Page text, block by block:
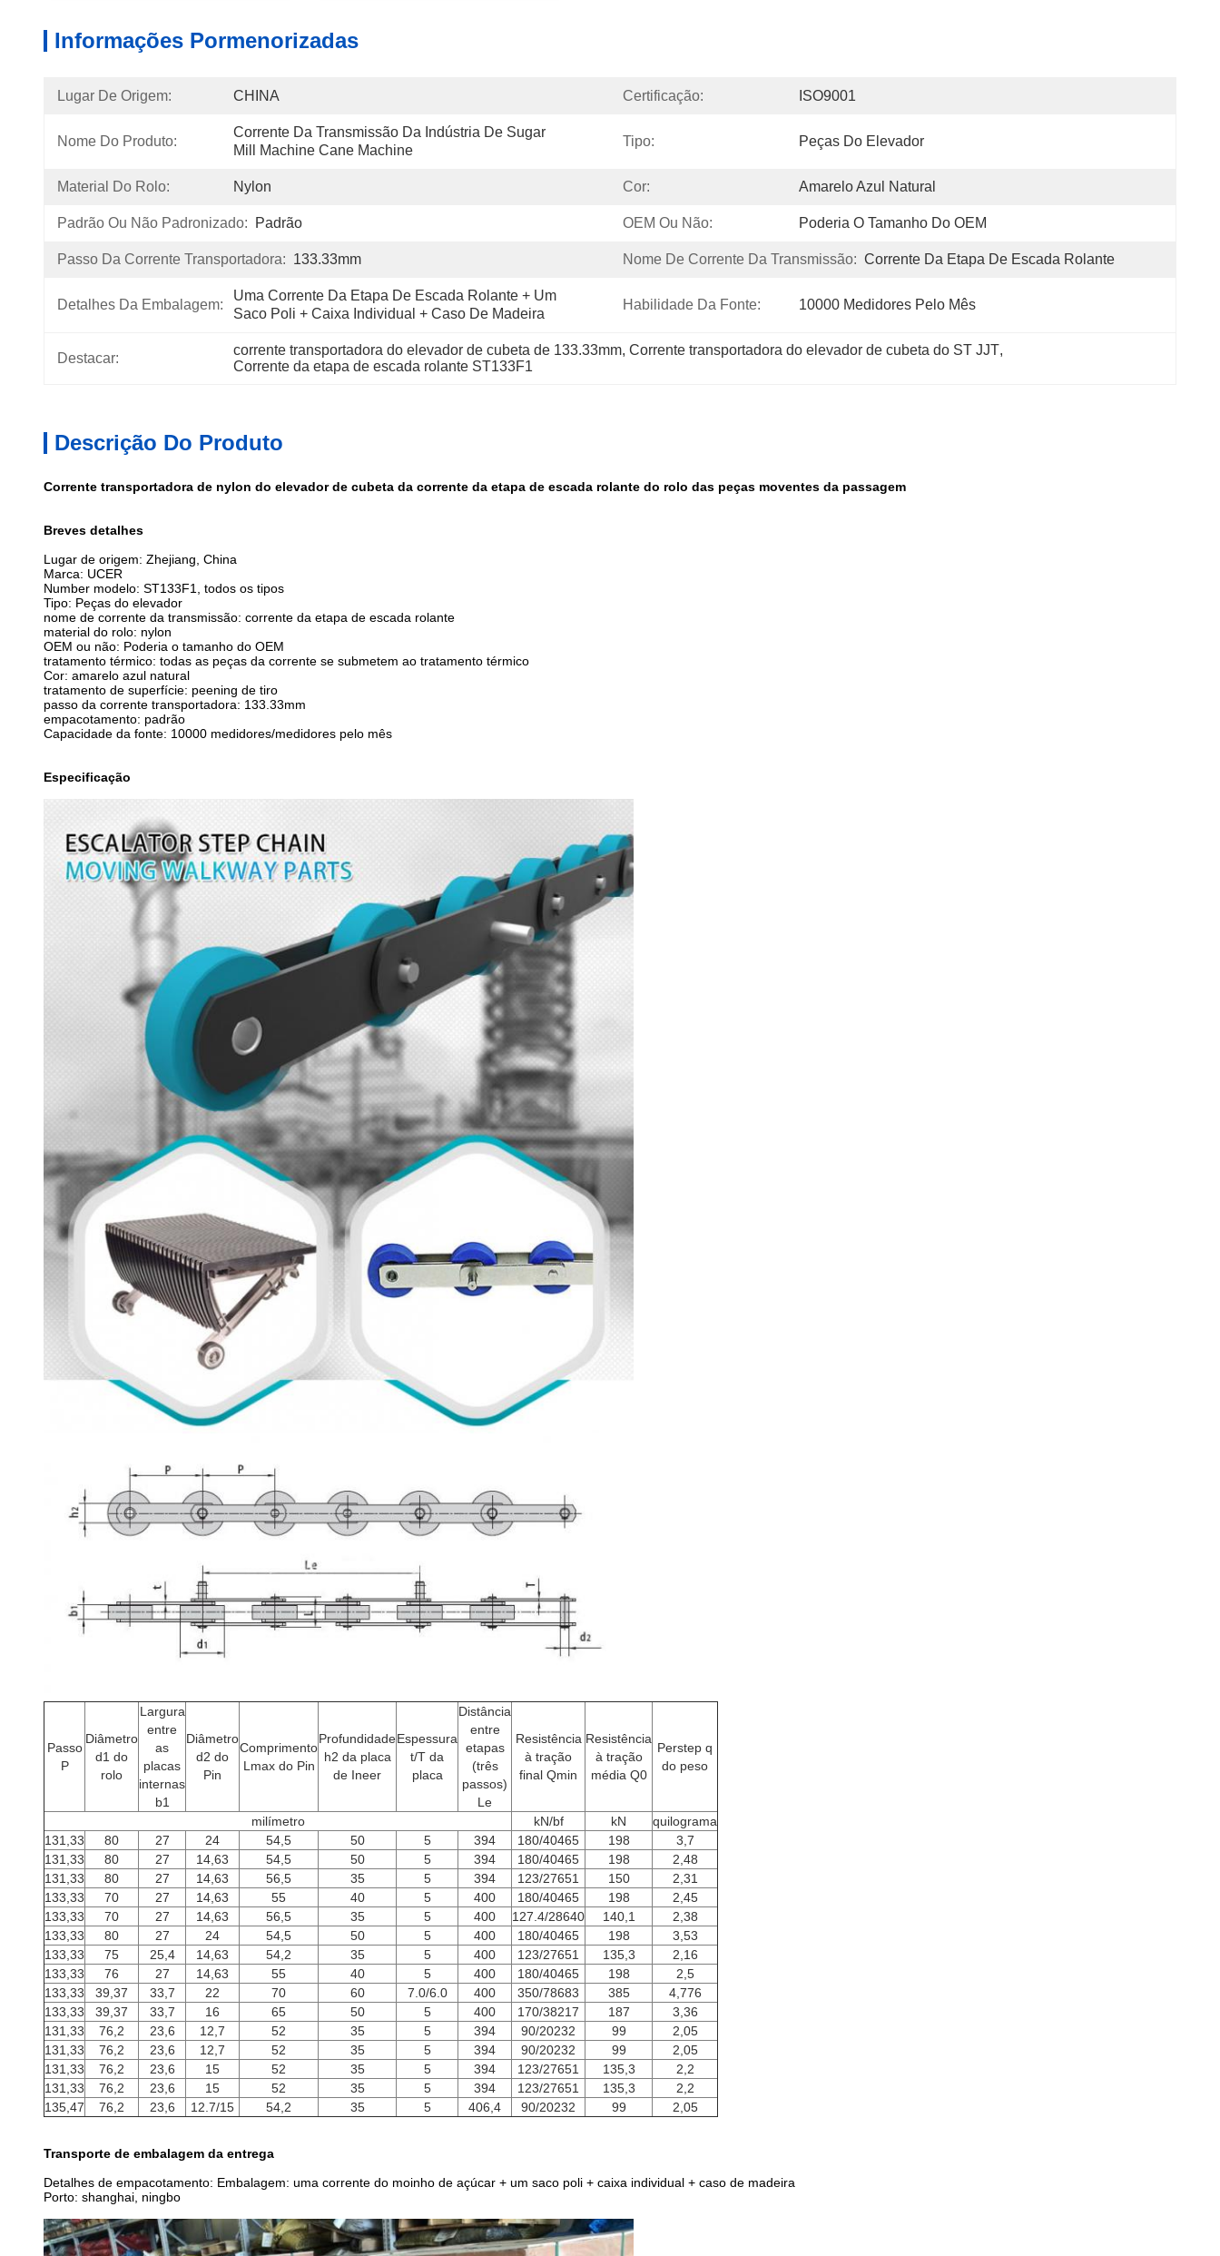
Informações Pormenorizadas
Lugar De Origem: CHINA Certificação: ISO9001
Nome Do Produto:
Corrente Da Transmissão Da Indústria De Sugar
Mill Machine Cane Machine
Tipo: Peças Do Elevador
Material Do Rolo: Nylon Cor: Amarelo Azul Natural
Padrão Ou Não Padronizado: Padrão OEM Ou Não: Poderia O Tamanho Do OEM
Passo Da Corrente Transportadora: 133.33mm Nome De Corrente Da Transmissão: Corrente Da Etapa De Escada Rolante
Detalhes Da Embalagem:
Uma Corrente Da Etapa De Escada Rolante + Um
Saco Poli + Caixa Individual + Caso De Madeira
Habilidade Da Fonte: 10000 Medidores Pelo Mês
Destacar:
corrente transportadora do elevador de cubeta de 133.33mm, Corrente transportadora do elevador de cubeta do ST JJT,
Corrente da etapa de escada rolante ST133F1
Descrição Do Produto
Corrente transportadora de nylon do elevador de cubeta da corrente da etapa de escada rolante do rolo das peças moventes da passagem
Breves detalhes
Lugar de origem: Zhejiang, China
Marca: UCER
Number modelo: ST133F1, todos os tipos
Tipo: Peças do elevador
nome de corrente da transmissão: corrente da etapa de escada rolante
material do rolo: nylon
OEM ou não: Poderia o tamanho do OEM
tratamento térmico: todas as peças da corrente se submetem ao tratamento térmico
Cor: amarelo azul natural
tratamento de superfície: peening de tiro
passo da corrente transportadora: 133.33mm
empacotamento: padrão
Capacidade da fonte: 10000 medidores/medidores pelo mês
Especificação
Passo
P
Diâmetro
d1 do
rolo
Largura
entre
as
placas
internas
b1
Diâmetro
d2 do
Pin
Comprimento
Lmax do Pin
Profundidade
h2 da placa
de Ineer
Espessura
t/T da
placa
Distância
entre
etapas
(três
passos)
Le
Resistência
à tração
final Qmin
Resistência
à tração
média Q0
Perstep q
do peso
milímetro kN/bf kN
quilograma
131,33
80 27 24 54,5 50 5 394 180/40465 198
3,7
131,33
80 27 14,63 54,5 50 5 394 180/40465 198
2,48
131,33
80 27 14,63 56,5 35 5 394 123/27651 150
2,31
133,33
70 27 14,63 55 40 5 400 180/40465 198
2,45
133,33
70 27 14,63 56,5 35 5 400 127.4/28640 140,1
2,38
133,33
80 27 24 54,5 50 5 400 180/40465 198
3,53
133,33
75 25,4 14,63 54,2 35 5 400 123/27651 135,3
2,16
133,33
76 27 14,63 55 40 5 400 180/40465 198
2,5
133,33
39,37 33,7 22 70 60 7.0/6.0 400 350/78683 385
4,776
133,33
39,37 33,7 16 65 50 5 400 170/38217 187
3,36
131,33
76,2 23,6 12,7 52 35 5 394 90/20232 99
2,05
131,33
76,2 23,6 12,7 52 35 5 394 90/20232 99
2,05
131,33
76,2 23,6 15 52 35 5 394 123/27651 135,3
2,2
131,33
76,2 23,6 15 52 35 5 394 123/27651 135,3
2,2
135,47
76,2 23,6 12.7/15 54,2 35 5 406,4 90/20232 99 2,05
Transporte de embalagem da entrega
Detalhes de empacotamento: Embalagem: uma corrente do moinho de açúcar + um saco poli + caixa individual + caso de madeira
Porto: shanghai, ningbo